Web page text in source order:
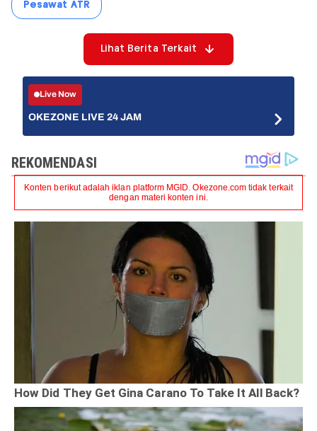
Pesawat ATR
Lihat Berita Terkait
Live Now
OKEZONE LIVE 24 JAM